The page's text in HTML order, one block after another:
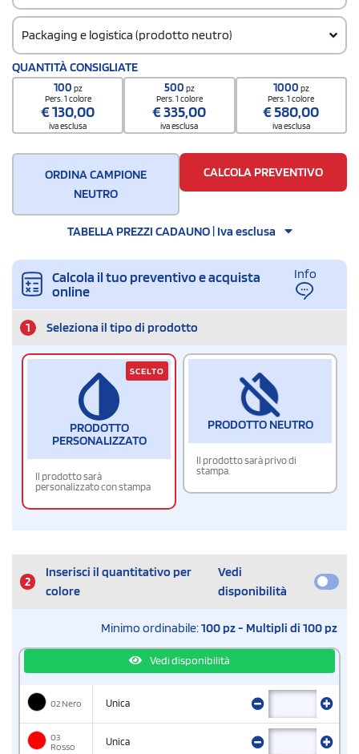
Packaging e logistica (prodotto neutro)
Codice doganale
960810100000000
QUANTITÀ CONSIGLIATE
100 pz
Pers. 1 colore
€130,00
iva esclusa
500 pz
Pers. 1 colore
€335,00
iva esclusa
1000 pz
Pers. 1 colore
€580,00
iva esclusa
ORDINA CAMPIONE
NEUTRO
CALCOLA PREVENTIVO
TABELLA PREZZI CADAUNO | Iva esclusa
Calcola il tuo preventivo e acquista
online
Info
1 Seleziona il tipo di prodotto
PRODOTTO
PERSONALIZZATO
Il prodotto sarà
personalizzato con stampa
SCELTO
PRODOTTO NEUTRO
Il prodotto sarà privo di
stampa.
2
Inserisci il quantitativo per
colore
Vedi
disponibilità
Minimo ordinabile:100 pz - Multipli di 100 pz
Vedi disponibilità
02 Nero Unica
03
Rosso
Unica